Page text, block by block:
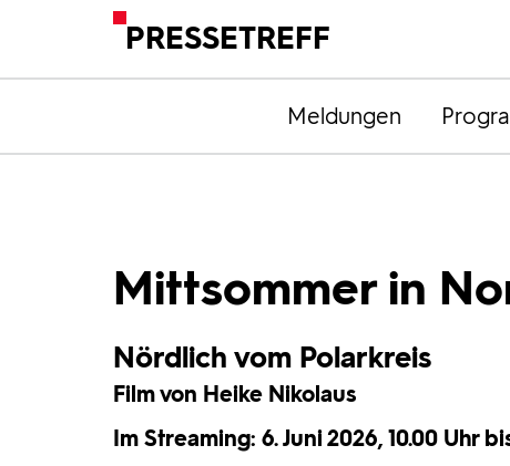
PRESSETREFF
Meldungen
Mittsommer in
Nördlich vom Polarkreis
Film von Heike Nikolaus
Im Streaming: 6. Juni 2026, 10.00 Uhr